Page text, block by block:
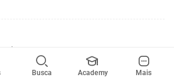
Busca Academy Mais
de ensino de música do Brasil